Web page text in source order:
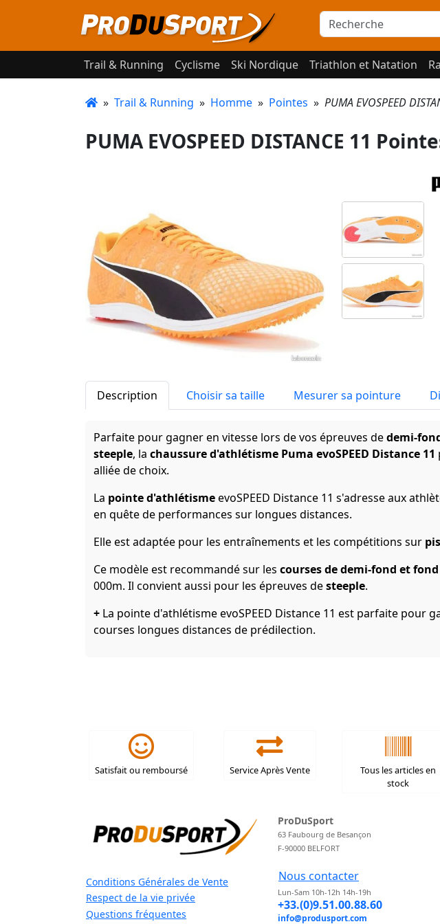
Trail & Running Cyclisme Ski Nordique Triathlon et Natation
» Trail & Running » Homme » Pointes » PUMA EVOSPEED
PUMA EVOSPEED DISTANCE 11
Description Choisir sa taille Mesurer sa pointure
Parfaite pour gagner en vitesse lors de vos épreuves dedemi-
steeple, la chaussure d'athlétisme Puma evoSPEED Distance 11
alliée de choix.
La pointe d'athlétismeevoSPEED Distance 11 s'adresse aux
en quête de performances sur longues distances.
Elle est adaptée pour les entraînements et les compétitions sur
Ce modèle est recommandé sur les courses de demi-fond et fond
000m. Il convient aussi pour les épreuves desteeple.
+ La pointe d'athlétisme evoSPEED Distance 11 est parfaite pour
courses longues distances de prédilection.
Satisfait ou remboursé Service Après Vente
Tous les articles en
stock
Conditions Générales de Vente
Respect de la vie privée
Questions fréquentes
ProDuSport
63 Faubourg de Besançon
F-90000 BELFORT
Nous contacter
Lun-Sam 10h-12h 14h-19h
+33.(0)9.51.00.88.60
info@produsport.com